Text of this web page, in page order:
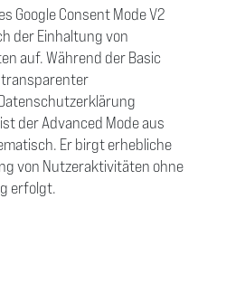
Google Consent Mode V2
der Einhaltung von
auf. Während der Basic
transparenter
der Advanced Mode aus
Er birgt erhebliche
von Nutzeraktivitäten ohne
erfolgt.